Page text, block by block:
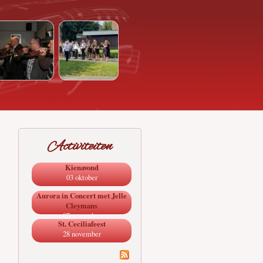
Activiteiten
Kienavond
03 oktober
Aurora in Concert met Jelle
Cleymans
07 november
St. Ceciliafeest
28 november